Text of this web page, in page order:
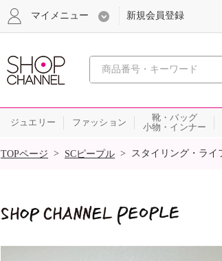
心おどる、瞬間を
マイメニュー 新規会員登録
ジュエリー ファッション
靴・バッグ
小物・インナー
SALE
TOPページ > SCピープル > スタイリング・ライ